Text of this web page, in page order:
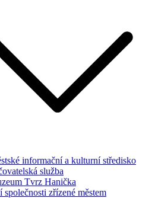
informační a kulturní středisko
služba
Tvrz Hanička
společnosti zřízené městem